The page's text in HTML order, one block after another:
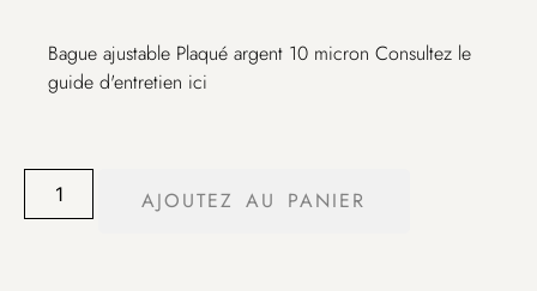
Bague ajustable Plaqué argent 10 micron Consultez le
guide d'entretien ici
AJOUTEZ AU PANIER